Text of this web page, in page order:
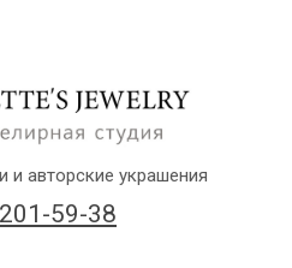
59-38
и авторские украшения